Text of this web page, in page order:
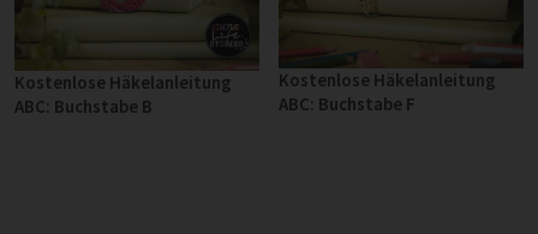
Kostenlose Häkelanleitung
ABC: Buchstabe B
Kostenlose Häkelanleitung
ABC: Buchstabe F